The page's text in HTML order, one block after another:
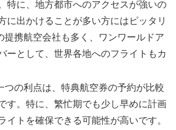
特に、地方都市へのアクセスが強いの
に出かけることが多い方にはピッタリ
提携航空会社も多く、ワンワールドア
ーとして、世界各地へのフライトもカ
つの利点は、特典航空券の予約が比較
す。特に、繁忙期でも少し早めに計画
イトを確保できる可能性が高いです。